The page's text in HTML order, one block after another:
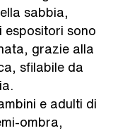
sabbia,
espositori sono
grazie alla
sfilabile da
e adulti di
ombra,